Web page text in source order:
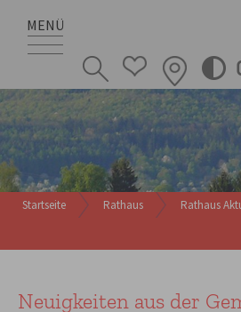
MENÜ
Startseite Rathaus Rathaus
Neuigkeiten aus der